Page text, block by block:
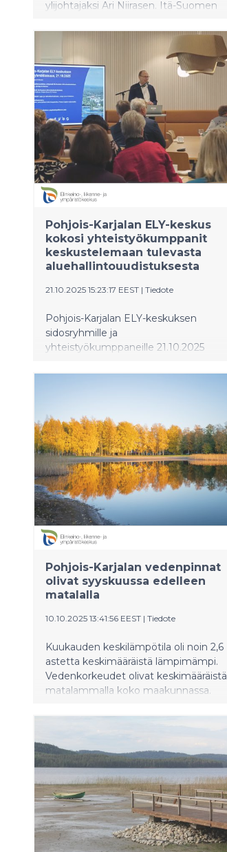
ylijohtajaksi Ari Niirasen. Itä-Suomen
Etelä-Savon, Pohjois-Karjalan ja
Pohjois-Savon ELY-keskuksista.
Elinvoimakeskuksiin siirtyy suurin osa
nykyisten ELY-keskusten tehtävistä.
Pohjois-Karjalan ELY-keskus
kokosi yhteistyökumppanit
keskustelemaan tulevasta
aluehallintouudistuksesta
21.10.2025 15:23:17 EEST | Tiedote
Pohjois-Karjalan ELY-keskuksen
sidosryhmille ja
yhteistyökumppaneille 21.10.2025
keskusteltiin vuoden 2026 alussa
virastojen perustamisesta.
Tilaisuuteen osallistui n. 70 henkeä
Pohjois-Karjalan kunnista,
maakuntaliitosta, muista
viranomaisista, mediasta,
oppilaitoksista, yrityksistä,
hyvinvointialueelta ja järjestöistä.
Pohjois-Karjalan vedenpinnat
olivat syyskuussa edelleen
matalalla
10.10.2025 13:41:56 EEST | Tiedote
Kuukauden keskilämpötila oli noin 2,6
astetta keskimääräistä lämpimämpi.
Vedenkorkeudet olivat keskimääräistä
matalammalla koko maakunnassa.
keskimääräistä korkeammalla.